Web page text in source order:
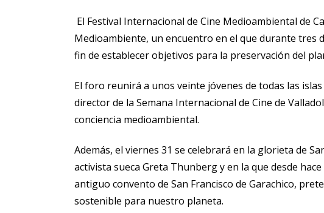
El Festival Internacional de Cine Medioambiental de
Medioambiente, un encuentro en el que durante tres
fin de establecer objetivos para la preservación del
El foro reunirá a unos veinte jóvenes de todas las
director de la Semana Internacional de Cine de
conciencia medioambiental.
Además, el viernes 31 se celebrará en la glorieta de
activista sueca Greta Thunberg y en la que desde
antiguo convento de San Francisco de Garachico,
sostenible para nuestro planeta.